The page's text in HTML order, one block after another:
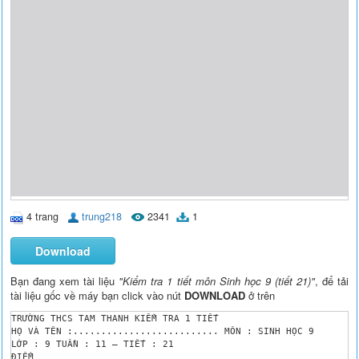
4 trang trung218 2341 1
Download
Bạn đang xem tài liệu "Kiểm tra 1 tiết môn Sinh học 9 (tiết 21)", để tải
tài liệu gốc về máy bạn click vào nút DOWNLOAD ở trên
TRƯỜNG THCS TAM THANH KIỂM TRA 1 TIẾT
HỌ VÀ TÊN :.......................... MÔN : SINH HỌC 9
LỚP : 9 TUẦN : 11 – TIẾT : 21
ĐIỂM